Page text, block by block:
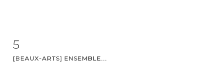
5
[BEAUX-ARTS] ENSEMBLE...